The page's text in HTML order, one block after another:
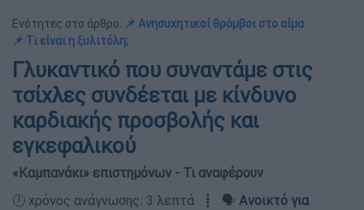
Ενότητες στο άρθρο: 📌 Ανησυχητικοί θρόμβοι στο αίμα
📌 Τι είναι η ξυλιτόλη;
Γλυκαντικό που συναντάμε στις
τσίχλες συνδέεται με κίνδυνο
καρδιακής προσβολής και
εγκεφαλικού
«Καμπανάκι» επιστημόνων - Τι αναφέρουν
🕛 χρόνος ανάγνωσης: 3 λεπτά ┋ 🗣️ Ανοικτό για